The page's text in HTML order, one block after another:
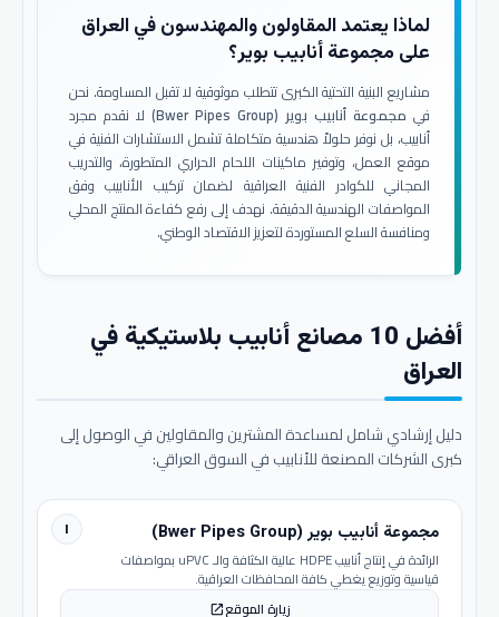
لماذا يعتمد المقاولون والمهندسون في العراق
على مجموعة أنابيب بوير؟
مشاريع البنية التحتية الكبرى تتطلب موثوقية لا تقبل المساومة. نحن
في مجموعة أنابيب بوير (Bwer Pipes Group)
لا نقدم مجرد
أنابيب، بل نوفر حلولاً هندسية متكاملة تشمل الاستشارات الفنية في
موقع العمل، وتوفير ماكينات اللحام الحراري المتطورة، والتدريب
المجاني للكوادر الفنية العراقية لضمان تركيب الأنابيب وفق
المواصفات الهندسية الدقيقة. نهدف إلى رفع كفاءة المنتج المحلي
ومنافسة السلع المستوردة لتعزيز الاقتصاد الوطني.
أفضل 10 مصانع أنابيب بلاستيكية في
العراق
دليل إرشادي شامل لمساعدة المشترين والمقاولين في الوصول إلى
كبرى الشركات المصنعة للأنابيب في السوق العراقي:
١ مجموعة أنابيب بوير (Bwer Pipes Group)
الرائدة في إنتاج أنابيب HDPE عالية الكثافة والـ uPVC بمواصفات
قياسية وتوزيع يغطي كافة المحافظات العراقية.
زيارة الموقعopen_in_new